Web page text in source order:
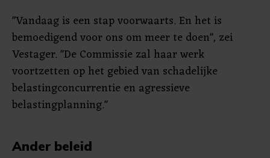
"Vandaag is een stap voorwaarts. En het is
bemoedigend voor ons om meer te doen", zei
Vestager. "De Commissie zal haar werk
voortzetten op het gebied van schadelijke
belastingconcurrentie en agressieve
belastingplanning."
Ander beleid